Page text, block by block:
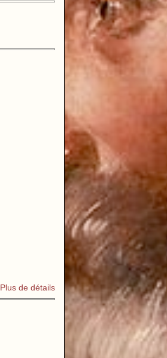
Plus de détails